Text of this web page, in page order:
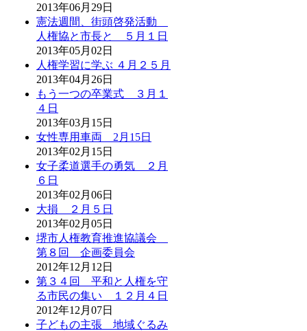
2013年06月29日
憲法週間、街頭啓発活動
人権協と市長と ５月１日
2013年05月02日
人権学習に学ぶ ４月２５月
2013年04月26日
もう一つの卒業式 ３月１
４日
2013年03月15日
女性専用車両 2月15日
2013年02月15日
女子柔道選手の勇気 ２月
６日
2013年02月06日
大損 ２月５日
2013年02月05日
堺市人権教育推進協議会
第８回 企画委員会
2012年12月12日
第３４回 平和と人権を守
る市民の集い １２月４日
2012年12月07日
子どもの主張 地域ぐるみ